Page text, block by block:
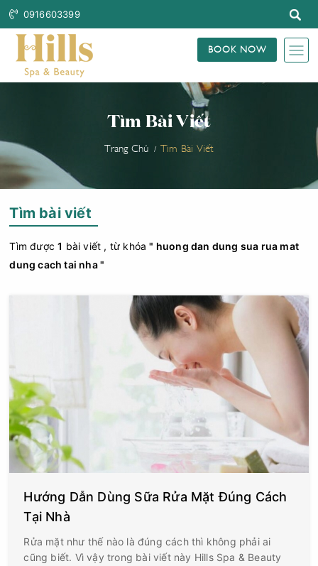
0916603399
BOOK NOW
Tìm Bài Viết
Trang Chủ Tìm Bài Viết
Tìm bài viết
Tìm được1 bài viết , từ khóa" huong dan dung sua rua mat
dung cach tai nha "
Hướng Dẫn Dùng Sữa Rửa Mặt Đúng Cách
Tại Nhà
Rửa mặt như thế nào là đúng cách thì không phải ai
cũng biết. Vì vậy trong bài viết này Hills Spa & Beauty